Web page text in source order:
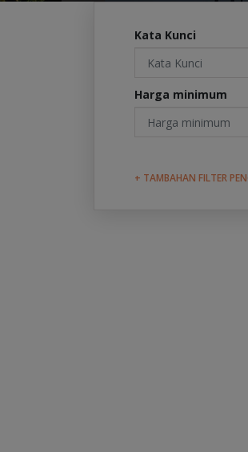
Kata Kunci
Harga minimum
+ TAMBAHAN FILTER